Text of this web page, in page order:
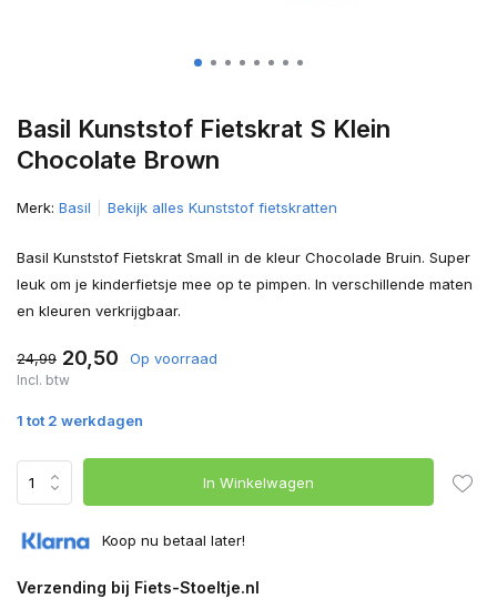
Basil Kunststof Fietskrat S Klein
Chocolate Brown
Merk: Basil Bekijk alles Kunststof fietskratten
Basil Kunststof Fietskrat Small in de kleur Chocolade Bruin. Super
leuk om je kinderfietsje mee op te pimpen. In verschillende maten
en kleuren verkrijgbaar.
24,99 20,50 Op voorraad
Incl. btw
1 tot 2 werkdagen
In Winkelwagen
Koop nu betaal later!
Verzending bij Fiets-Stoeltje.nl